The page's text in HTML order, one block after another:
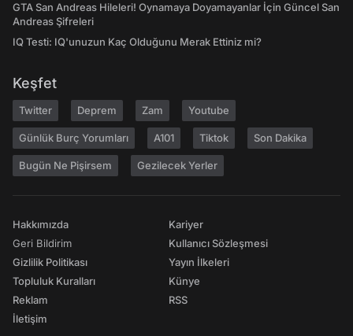
GTA San Andreas Hileleri! Oynamaya Doyamayanlar İçin Güncel San
Andreas Şifreleri
IQ Testi: IQ'unuzun Kaç Olduğunu Merak Ettiniz mi?
Keşfet
Twitter Deprem Zam Youtube
Günlük Burç Yorumları A101 Tiktok Son Dakika
Bugün Ne Pişirsem Gezilecek Yerler
Hakkımızda
Geri Bildirim
Gizlilik Politikası
Topluluk Kuralları
Reklam
İletişim
Kariyer
Kullanıcı Sözleşmesi
Yayın İlkeleri
Künye
RSS